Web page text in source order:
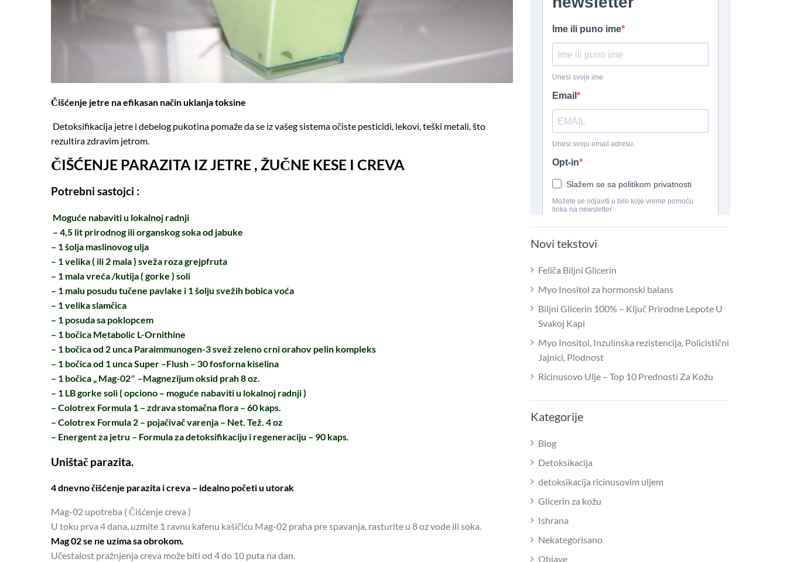
Čišćenje jetre na efikasan način uklanja toksine
Detoksifikacija jetre i debelog pukotina pomaže da se iz vašeg sistema očiste pesticidi, lekovi, teški metali, što
rezultira zdravim jetrom.
ČIŠĆENJE PARAZITA IZ JETRE , ŽUČNE KESE I CREVA
Potrebni sastojci :
Moguće nabaviti u lokalnoj radnji
– 4,5 lit prirodnog ili organskog soka od jabuke
– 1 šolja maslinovog ulja
– 1 velika ( ili 2 mala ) sveža roza grejpfruta
– 1 mala vreća /kutija ( gorke ) soli
– 1 malu posudu tučene pavlake i 1 šolju svežih bobica voća
– 1 velika slamčica
– 1 posuda sa poklopcem
– 1 bočica Metabolic L-Ornithine
– 1 bočica od 2 unca Paraimmunogen-3 svež zeleno crni orahov pelin kompleks
– 1 bočica od 1 unca Super –Flush – 30 fosforna kiselina
– 1 bočica „ Mag-02″ –Magnezijum oksid prah 8 oz.
– 1 LB gorke soli ( opciono – moguće nabaviti u lokalnoj radnji )
– Colotrex Formula 1 – zdrava stomačna flora – 60 kaps.
– Colotrex Formula 2 – pojačivač varenja – Net. Tež. 4 oz
– Energent za jetru – Formula za detoksifikaciju i regeneraciju – 90 kaps.
Uništač parazita.
4 dnevno čišćenje parazita i creva – idealno početi u utorak
Mag-02 upotreba ( Čišćenje creva )
U toku prva 4 dana, uzmite 1 ravnu kafenu kašičiću Mag-02 praha pre spavanja, rasturite u 8 oz vode ili soka.
Mag 02 se ne uzima sa obrokom.
Učestalost pražnjenja creva može biti od 4 do 10 puta na dan.
Novi tekstovi
Feliča Biljni Glicerin
Myo Inositol za hormonski balans
Biljni Glicerin 100% – Ključ Prirodne Lepote U
Svakoj Kapi
Myo Inositol, Inzulinska rezistencija, Policistični
Jajnici, Plodnost
Ricinusovo Ulje – Top 10 Prednosti Za Kožu
Kategorije
Blog
Detoksikacija
detoksikacija ricinusovim uljem
Glicerin za kožu
Ishrana
Nekategorisano
Objave